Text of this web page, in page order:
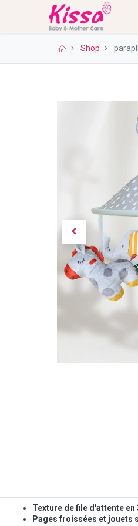
Shop
Texture de file d'attente en
Pages froissées et jouets